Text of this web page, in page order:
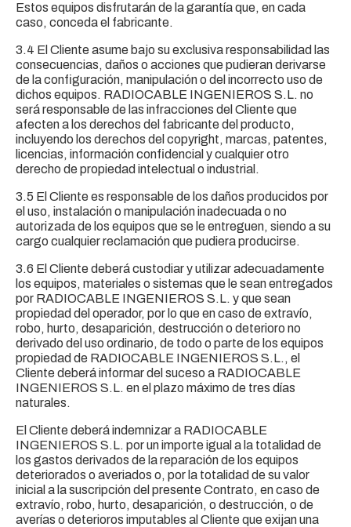
Estos equipos disfrutarán de la garantía que, en cada
caso, conceda el fabricante.
3.4 El Cliente asume bajo su exclusiva responsabilidad las
consecuencias, daños o acciones que pudieran derivarse
de la configuración, manipulación o del incorrecto uso de
dichos equipos. RADIOCABLE INGENIEROS S.L. no
será responsable de las infracciones del Cliente que
afecten a los derechos del fabricante del producto,
incluyendo los derechos del copyright, marcas, patentes,
licencias, información confidencial y cualquier otro
derecho de propiedad intelectual o industrial.
3.5 El Cliente es responsable de los daños producidos por
el uso, instalación o manipulación inadecuada o no
autorizada de los equipos que se le entreguen, siendo a su
cargo cualquier reclamación que pudiera producirse.
3.6 El Cliente deberá custodiar y utilizar adecuadamente
los equipos, materiales o sistemas que le sean entregados
por RADIOCABLE INGENIEROS S.L. y que sean
propiedad del operador, por lo que en caso de extravío,
robo, hurto, desaparición, destrucción o deterioro no
derivado del uso ordinario, de todo o parte de los equipos
propiedad de RADIOCABLE INGENIEROS S.L., el
Cliente deberá informar del suceso a RADIOCABLE
INGENIEROS S.L. en el plazo máximo de tres días
naturales.
El Cliente deberá indemnizar a RADIOCABLE
INGENIEROS S.L. por un importe igual a la totalidad de
los gastos derivados de la reparación de los equipos
deteriorados o averiados o, por la totalidad de su valor
inicial a la suscripción del presente Contrato, en caso de
extravío, robo, hurto, desaparición, o destrucción, o de
averías o deterioros imputables al Cliente que exijan una